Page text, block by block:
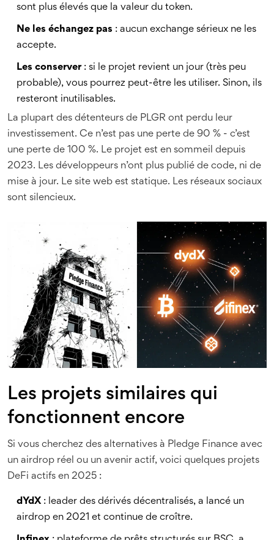
sont plus élevés que la valeur du token.
Ne les échangez pas : aucun exchange sérieux ne les
accepte.
Les conserver: si le projet revient un jour (très peu
probable), vous pourrez peut-être les utiliser. Sinon, ils
resteront inutilisables.
La plupart des détenteurs de PLGR ont perdu leur
investissement. Ce n’est pas une perte de 90 % - c’est
une perte de 100 %. Le projet est en sommeil depuis
2023. Les développeurs n’ont plus publié de code, ni de
mise à jour. Le site web est statique. Les réseaux sociaux
sont silencieux.
Les projets similaires qui
fonctionnent encore
Si vous cherchez des alternatives à Pledge Finance avec
un airdrop réel ou un avenir actif, voici quelques projets
DeFi actifs en 2025 :
dYdX : leader des dérivés décentralisés, a lancé un
airdrop en 2021 et continue de croître.